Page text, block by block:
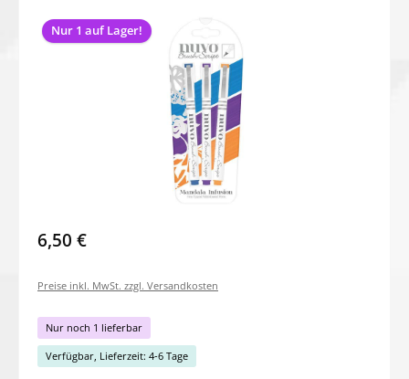
Bildergalerie überspringen
Nur 1 auf Lager!
6,50 €
Preise inkl. MwSt. zzgl. Versandkosten
Nur noch 1 lieferbar
Verfügbar, Lieferzeit: 4-6 Tage